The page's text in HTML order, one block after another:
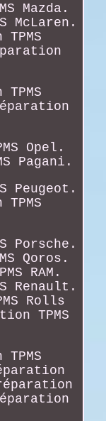
Mazda.
McLaren.
Opel.
Pagani.
Peugeot.
Porsche.
Qoros.
RAM.
Renault.
Rolls
TPMS